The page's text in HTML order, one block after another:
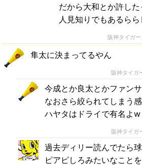
だから大和とか許した
人見知りでもあるらら
阪神タイガー
隼太に決まってるやん
阪神タイガ
今成とか良太とかファンサ
なおさら絞られてしまう
ハヤタはドライで有名よw
阪神タイガ
過去ディリー読んでたら
ピアピしろみたいなこと